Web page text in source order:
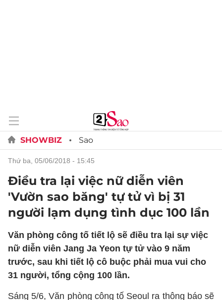
SHOWBIZ Sao
thứ ba, 05/06/2018 - 15:45
Điều tra lại việc nữ diễn viên
'Vườn sao băng' tự tử vì bị 31
người lạm dụng tình dục 100 lần
Văn phòng công tố tiết lộ sẽ điều tra lại sự việc
nữ diễn viên Jang Ja Yeon tự tử vào 9 năm
trước, sau khi tiết lộ cô buộc phải mua vui cho
31 người, tổng cộng 100 lần.
Sáng 5/6, Văn phòng công tố Seoul ra thông báo sẽ